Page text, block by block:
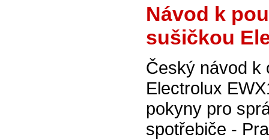
Návod k
sušičkou
Český návod k
Electrolux
pokyny pro
spotřebiče -